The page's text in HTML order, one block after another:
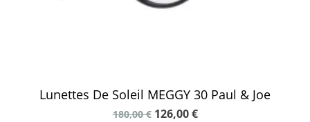
Lunettes De Soleil MEGGY 30 Paul & Joe
180,00 € 126,00 €